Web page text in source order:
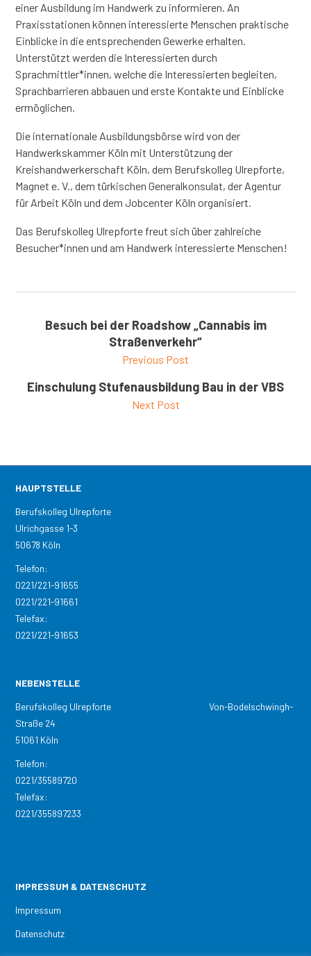
einer Ausbildung im Handwerk zu informieren. An
Praxisstationen können interessierte Menschen praktische
Einblicke in die entsprechenden Gewerke erhalten.
Unterstützt werden die Interessierten durch
Sprachmittler*innen, welche die Interessierten begleiten,
Sprachbarrieren abbauen und erste Kontakte und Einblicke
ermöglichen.
Die internationale Ausbildungsbörse wird von der
Handwerkskammer Köln mit Unterstützung der
Kreishandwerkerschaft Köln, dem Berufskolleg Ulrepforte,
Magnet e. V., dem türkischen Generalkonsulat, der Agentur
für Arbeit Köln und dem Jobcenter Köln organisiert.
Das Berufskolleg Ulrepforte freut sich über zahlreiche
Besucher*innen und am Handwerk interessierte Menschen!
Besuch bei der Roadshow „Cannabis im
Straßenverkehr“
Previous Post
Einschulung Stufenausbildung Bau in der VBS
Next Post
HAUPTSTELLE
Berufskolleg Ulrepforte
Ulrichgasse 1-3
50678 Köln
Telefon:
0221/221-91655
0221/221-91661
Telefax:
0221/221-91653
NEBENSTELLE
Berufskolleg Ulrepforte Von-Bodelschwingh-
Straße 24
51061 Köln
Telefon:
0221/35589720
Telefax:
0221/355897233
IMPRESSUM & DATENSCHUTZ
Impressum
Datenschutz